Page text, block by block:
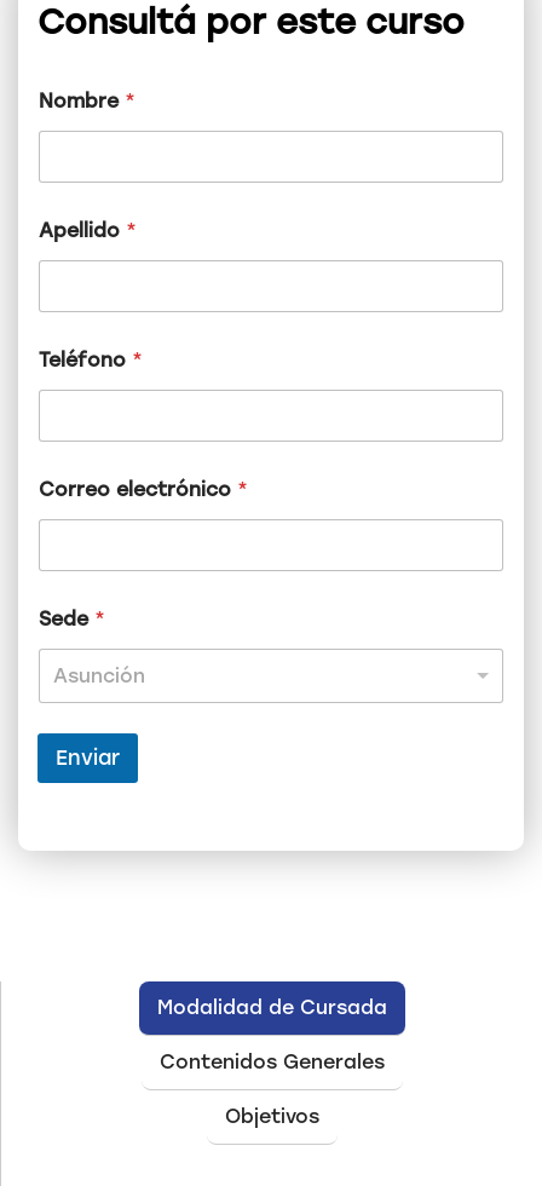
Consultá por este curso
Nombre *
Apellido *
Teléfono *
Correo electrónico *
p
e
d
*
Sede *
Asunción
Enviar
Modalidad de Cursada
Contenidos Generales
Objetivos